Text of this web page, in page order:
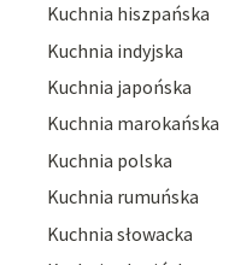
Kuchnia hiszpańska
Kuchnia indyjska
Kuchnia japońska
Kuchnia marokańska
Kuchnia polska
Kuchnia rumuńska
Kuchnia słowacka